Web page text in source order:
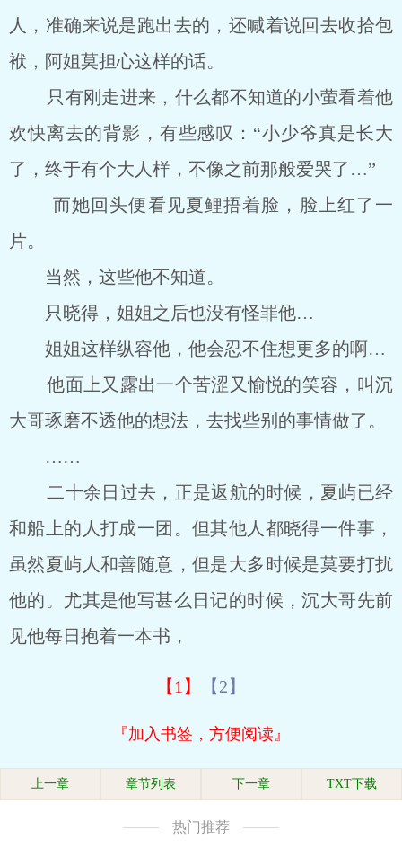
人，准确来说是跑出去的，还喊着说回去收拾包
袱，阿姐莫担心这样的话。
只有刚走进来，什么都不知道的小萤看着他
欢快离去的背影，有些感叹：“小少爷真是长大
了，终于有个大人样，不像之前那般爱哭了…”
而她回头便看见夏鲤捂着脸，脸上红了一
片。
当然，这些他不知道。
只晓得，姐姐之后也没有怪罪他…
姐姐这样纵容他，他会忍不住想更多的啊…
他面上又露出一个苦涩又愉悦的笑容，叫沉
大哥琢磨不透他的想法，去找些别的事情做了。
……
二十余日过去，正是返航的时候，夏屿已经
和船上的人打成一团。但其他人都晓得一件事，
虽然夏屿人和善随意，但是大多时候是莫要打扰
他的。尤其是他写甚么日记的时候，沉大哥先前
见他每日抱着一本书，
【1】 【2】
『加入书签，方便阅读』
上一章 章节列表 下一章 TXT下载
热门推荐